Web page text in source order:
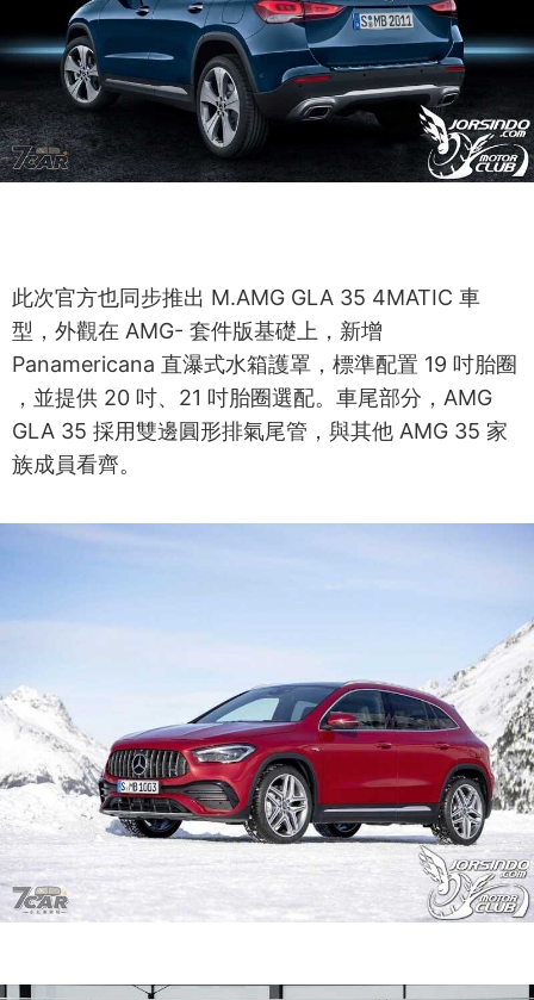
此次官方也同步推出 M.AMG GLA 35 4MATIC 車
型，外觀在 AMG- 套件版基礎上，新增
Panamericana 直瀑式水箱護罩，標準配置 19 吋胎圈
，並提供 20 吋、21 吋胎圈選配。車尾部分，AMG
GLA 35 採用雙邊圓形排氣尾管，與其他 AMG 35 家
族成員看齊。